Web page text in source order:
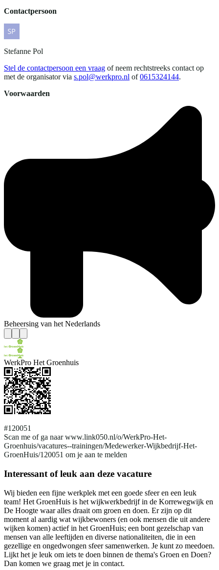
Contactpersoon
Stefanne Pol
Stel de contactpersoon een vraag of neem rechtstreeks contact op
met de organisator via s.pol@werkpro.nl of 0615324144.
Voorwaarden
Beheersing van het Nederlands
WerkPro Het Groenhuis
#120051
Scan me of ga naar www.link050.nl/o/WerkPro-Het-
Groenhuis/vacatures--trainingen/Medewerker-Wijkbedrijf-Het-
GroenHuis/120051 om je aan te melden
Interessant of leuk aan deze vacature
Wij bieden een fijne werkplek met een goede sfeer en een leuk
team! Het GroenHuis is het wijkwerkbedrijf in de Korrewegwijk en
De Hoogte waar alles draait om groen en doen. Er zijn op dit
moment al aardig wat wijkbewoners (en ook mensen die uit andere
wijken komen) actief in het GroenHuis; een bont gezelschap van
mensen van alle leeftijden en diverse nationaliteiten, die in een
gezellige en ongedwongen sfeer samenwerken. Je kunt zo meedoen.
Lijkt het je leuk om iets te doen binnen de thema's Groen en Doen?
Dan komen we graag met je in contact.